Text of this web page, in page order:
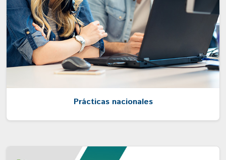
Prácticas nacionales